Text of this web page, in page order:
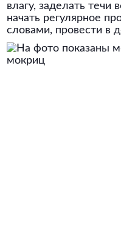
влагу, заделать течи
начать регулярное
словами, провести в